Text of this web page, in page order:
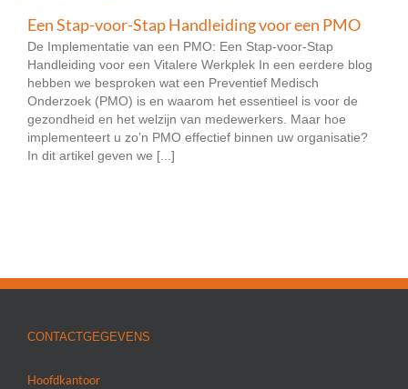
Een Stap-voor-Stap Handleiding voor een PMO
De Implementatie van een PMO: Een Stap-voor-Stap
Handleiding voor een Vitalere Werkplek In een eerdere blog
hebben we besproken wat een Preventief Medisch
Onderzoek (PMO) is en waarom het essentieel is voor de
gezondheid en het welzijn van medewerkers. Maar hoe
implementeert u zo’n PMO effectief binnen uw organisatie?
In dit artikel geven we [...]
CONTACTGEGEVENS
Hoofdkantoor